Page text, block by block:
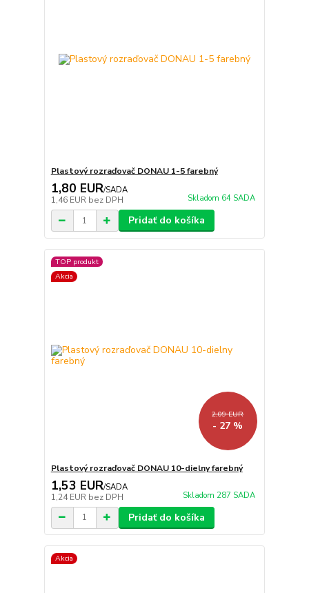
Plastový rozraďovač DONAU 1-5 farebný
1,80 EUR/SADA
1,46 EUR bez DPH Skladom 64 SADA
Pridať do košíka
TOP produkt
Akcia
2,09 EUR
- 27 %
Plastový rozraďovač DONAU 10-dielny farebný
1,53 EUR/SADA
1,24 EUR bez DPH Skladom 287 SADA
Pridať do košíka
Akcia